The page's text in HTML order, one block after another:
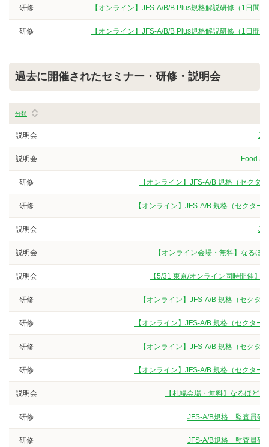
研修 【オンライン】JFS-A/B/B Plus規格解説研修（1日間
研修 【オンライン】JFS-A/B/B Plus規格解説研修（1日間
過去に開催されたセミナー・研修・説明会
分類
説明会
説明会 Food
研修 【オンライン】JFS-A/B 規格（セクタ
研修 【オンライン】JFS-A/B 規格（セクタ
説明会
説明会 【オンライン会場・無料】なるほ
説明会 【5/31 東京/オンライン同時開催】
研修 【オンライン】JFS-A/B 規格（セクタ
研修 【オンライン】JFS-A/B 規格（セクタ
研修 【オンライン】JFS-A/B 規格（セクタ
研修 【オンライン】JFS-A/B 規格（セクタ
説明会 【札幌会場・無料】なるほど
研修 JFS-A/B規格 監査員研
研修 JFS-A/B規格 監査員研